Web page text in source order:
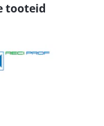
tooteid